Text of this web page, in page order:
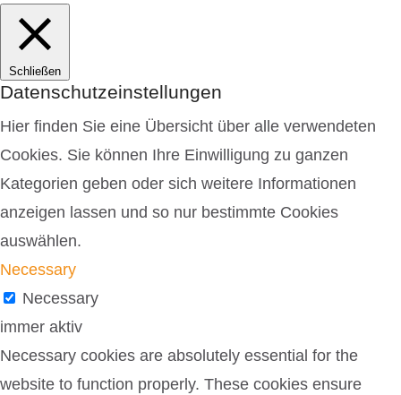
Schließen
Datenschutzeinstellungen
Hier finden Sie eine Übersicht über alle verwendeten
Cookies. Sie können Ihre Einwilligung zu ganzen
Kategorien geben oder sich weitere Informationen
anzeigen lassen und so nur bestimmte Cookies
auswählen.
Necessary
Necessary
immer aktiv
Necessary cookies are absolutely essential for the
website to function properly. These cookies ensure